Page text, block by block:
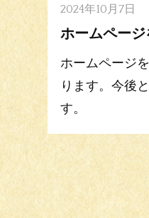
2024年10月7日
ホームページ
ホームページ
ります。今後
す。